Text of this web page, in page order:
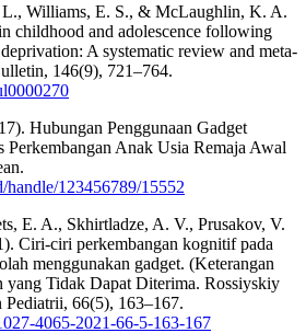
Williams, E. S., & McLaughlin, K. A.
childhood and adolescence following
A systematic review and meta-
146(9), 721–764.
Hubungan Penggunaan Gadget
Perkembangan Anak Usia Remaja Awal
handle/123456789/15552
E. A., Skhirtladze, A. V., Prusakov, V.
Ciri-ciri perkembangan kognitif pada
menggunakan gadget. (Keterangan
yang Tidak Dapat Diterima. Rossiyskiy
66(5), 163–167.
4065-2021-66-5-163-167